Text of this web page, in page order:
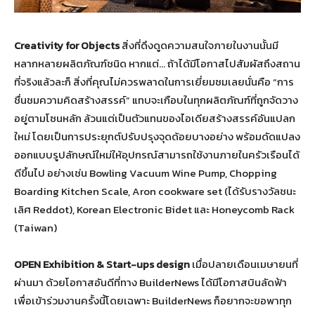
Creativityfor Objectsสิ่งที่ดึงดูดความสนใจภายในงานนั้นมี
หลากหลายผลิตภัณฑ์ชนิด หากแต่… ถ้าได้มีโอกาสไปสัมผัสถึงสถาน
ที่จริงแล้วละก็ สิ่งที่คุณไม่ควรพลาดในการเยี่ยมชมเลยนั่นคือ “การ
ชื่นชมความคิดสร้างสรรค์” แทบจะเกือบในทุกผลิตภัณฑ์ที่ถูกจัดวาง
อยู่ตามโซนหลัก ล้วนแต่เป็นตัวแทนของไอเดียสร้างสรรค์อันแปลก
ใหม่ โดยเป็นการประยุกต์ปรับปรุงจุดด้อยบางอย่าง พร้อมดัดแปลง
ออกแบบรูปลักษณ์ใหม่ให้อุปกรณ์สามารถใช้งานภายในครัวเรือนได้
ดีขึ้นไป อย่างเช่น Bowling Vacuum Wine Pump, Chopping
Boarding Kitchen Scale, Aron cookware set (ได้รับรางวัลชนะ
เลิศ Reddot), Korean Electronic Bidet และ Honeycomb Rack
(Taiwan)
OPEN Exhibition & Start-ups designเมื่อปลายเดือนเมษายนที่
ผ่านมา ด้วยโอกาสอันดีที่ทาง BuilderNews ได้มีโอกาสบินลัดฟ้า
เพื่อเข้าร่วมงานครั้งนี้โดยเฉพาะ BuilderNews ก็อยากจะขอพาทุก